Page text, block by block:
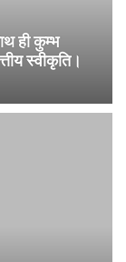
ही कुम्भ
स्वीकृति।